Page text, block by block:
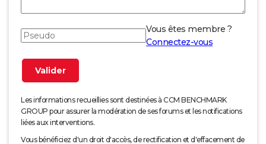
Vous êtes membre ?
Connectez-vous
Les informations recueillies sont destinées à CCM BENCHMARK
GROUP pour assurer la modération de ses forums et les notifications
liées aux interventions.
Vous bénéficiez d'un droit d'accès, de rectification et d'effacement de